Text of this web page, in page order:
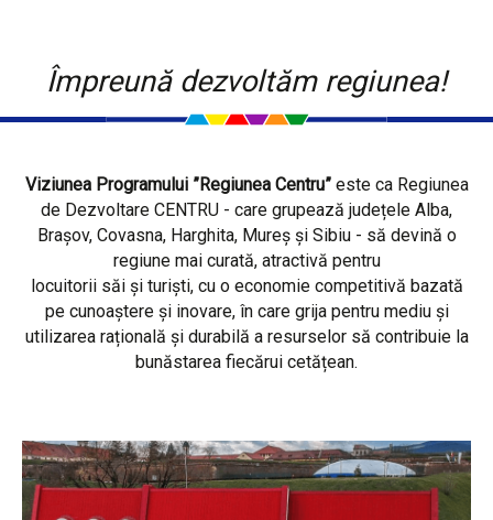
Împreună dezvoltăm regiunea!
Viziunea Programului ”Regiunea Centru”este ca Regiunea
de Dezvoltare CENTRU - care grupează județele Alba,
Brașov, Covasna, Harghita, Mureș și Sibiu - să devină o
regiune mai curată, atractivă pentru
locuitorii săi și turiști, cu o economie competitivă bazată
pe cunoaștere și inovare, în care grija pentru mediu și
utilizarea rațională și durabilă a resurselor să contribuie la
bunăstarea fiecărui cetățean.